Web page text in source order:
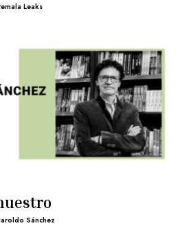
Leaks
Sánchez